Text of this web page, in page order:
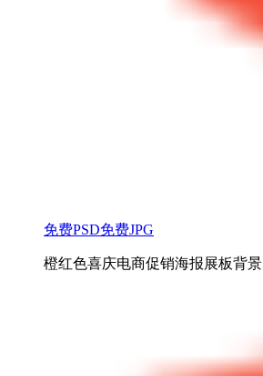
免费PSD免费JPG
橙红色喜庆电商促销海报展板背景